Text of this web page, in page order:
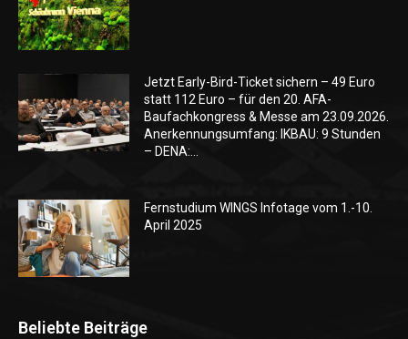
Jetzt Early-Bird-Ticket sichern – 49 Euro
statt 112 Euro – für den 20. AFA-
Baufachkongress & Messe am 23.09.2026.
Anerkennungsumfang: IKBAU: 9 Stunden
– DENA:...
Fernstudium WINGS Infotage vom 1.-10.
April 2025
Beliebte Beiträge